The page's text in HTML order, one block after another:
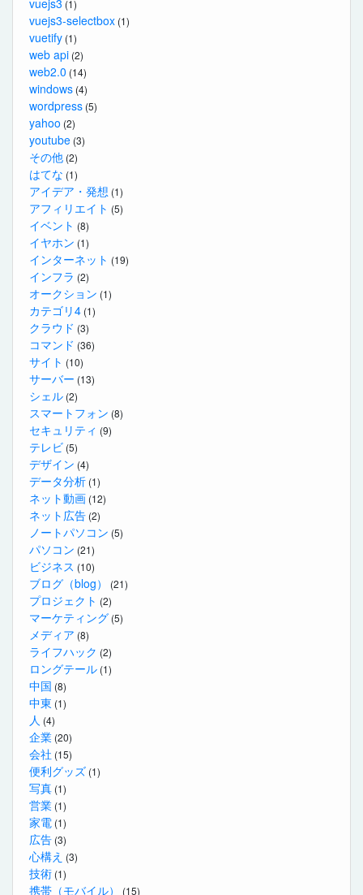
(1)
vuejs3-selectbox (1)
vuetify (1)
web api (2)
web2.0 (14)
windows (4)
wordpress (5)
yahoo (2)
youtube (3)
その他 (2)
はてな (1)
アイデア・発想 (1)
アフィリエイト (5)
イベント (8)
イヤホン (1)
インターネット (19)
インフラ (2)
オークション (1)
カテゴリ4 (1)
クラウド (3)
コマンド (36)
サイト (10)
サーバー (13)
シェル (2)
スマートフォン (8)
セキュリティ (9)
テレビ (5)
デザイン (4)
データ分析 (1)
ネット動画 (12)
ネット広告 (2)
ノートパソコン (5)
パソコン (21)
ビジネス (10)
ブログ（blog） (21)
プロジェクト (2)
マーケティング (5)
メディア (8)
ライフハック (2)
ロングテール (1)
中国 (8)
中東 (1)
人 (4)
企業 (20)
会社 (15)
便利グッズ (1)
写真 (1)
営業 (1)
家電 (1)
広告 (3)
心構え (3)
技術 (1)
携帯（モバイル） (15)